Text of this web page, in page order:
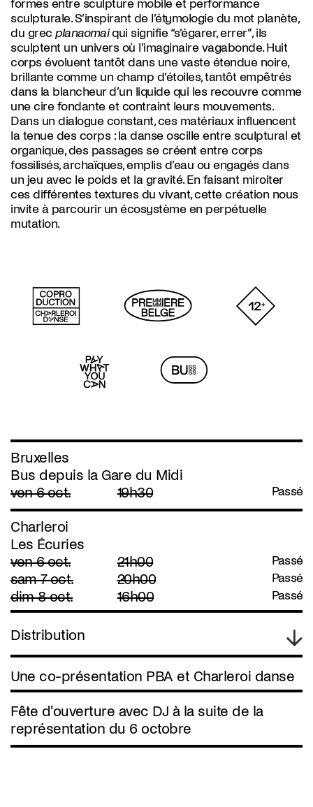
formes entre sculpture mobile et performance
sculpturale. S’inspirant de l’étymologie du mot planète,
du grec planaomaiqui signifie “s’égarer, errer”, ils
sculptent un univers où l’imaginaire vagabonde. Huit
corps évoluent tantôt dans une vaste étendue noire,
brillante comme un champ d’étoiles, tantôt empêtrés
dans la blancheur d’un liquide qui les recouvre comme
une cire fondante et contraint leurs mouvements.
Dans un dialogue constant, ces matériaux influencent
la tenue des corps : la danse oscille entre sculptural et
organique, des passages se créent entre corps
fossilisés, archaïques, emplis d’eau ou engagés dans
un jeu avec le poids et la gravité. En faisant miroiter
ces différentes textures du vivant, cette création nous
invite à parcourir un écosystème en perpétuelle
mutation.
Bruxelles
Bus depuis la Gare du Midi
ven 6 oct.
19h30 Passé
Charleroi
Les Écuries
ven 6 oct.
21h00 Passé
sam 7 oct. 20h00 Passé
dim 8 oct. 16h00 Passé
Distribution
Une co-présentation PBA et Charleroi danse
Fête d'ouverture avec DJ à la suite de la
représentation du 6 octobre